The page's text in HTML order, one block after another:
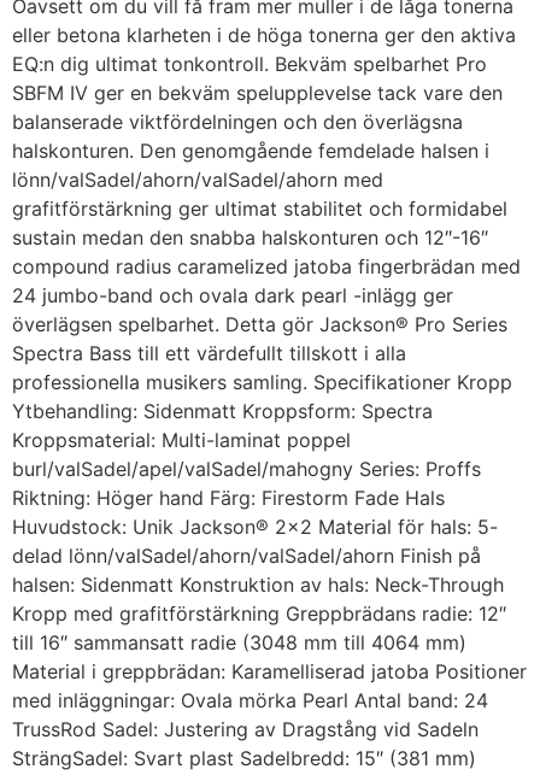
Oavsett om du vill få fram mer muller i de låga tonerna
eller betona klarheten i de höga tonerna ger den aktiva
EQ:n dig ultimat tonkontroll. Bekväm spelbarhet Pro
SBFM IV ger en bekväm spelupplevelse tack vare den
balanserade viktfördelningen och den överlägsna
halskonturen. Den genomgående femdelade halsen i
lönn/valSadel/ahorn/valSadel/ahorn med
grafitförstärkning ger ultimat stabilitet och formidabel
sustain medan den snabba halskonturen och 12″-16″
compound radius caramelized jatoba fingerbrädan med
24 jumbo-band och ovala dark pearl -inlägg ger
överlägsen spelbarhet. Detta gör Jackson® Pro Series
Spectra Bass till ett värdefullt tillskott i alla
professionella musikers samling. Specifikationer Kropp
Ytbehandling: Sidenmatt Kroppsform: Spectra
Kroppsmaterial: Multi-laminat poppel
burl/valSadel/apel/valSadel/mahogny Series: Proffs
Riktning: Höger hand Färg: Firestorm Fade Hals
Huvudstock: Unik Jackson® 2×2 Material för hals: 5-
delad lönn/valSadel/ahorn/valSadel/ahorn Finish på
halsen: Sidenmatt Konstruktion av hals: Neck-Through
Kropp med grafitförstärkning Greppbrädans radie: 12″
till 16″ sammansatt radie (3048 mm till 4064 mm)
Material i greppbrädan: Karamelliserad jatoba Positioner
med inläggningar: Ovala mörka Pearl Antal band: 24
TrussRod Sadel: Justering av Dragstång vid Sadeln
SträngSadel: Svart plast Sadelbredd: 15″ (381 mm)